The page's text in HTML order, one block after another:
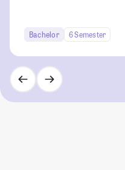
Bachelor 6 Semester